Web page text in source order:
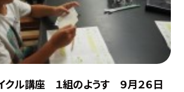
ル講座 １組のようす ９月２６日